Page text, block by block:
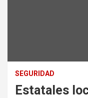
SEGURIDAD
Estatales